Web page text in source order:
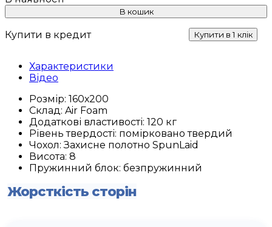
В кошик
Купити в кредит Купити в 1 клік
Характеристики
Відео
Розмір: 160х200
Склад: Air Foam
Додаткові властивості: 120 кг
Рівень твердості: помірковано твердий
Чохол:Захисне полотно SpunLaid
Висота: 8
Пружинний блок: безпружинний
Жорсткість сторін